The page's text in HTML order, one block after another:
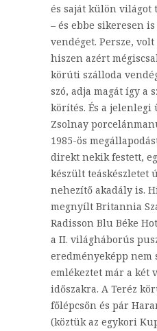
és saját külön világot
– és ebbe sikeresen
vendéget. Persze,
hiszen azért
körúti szálloda
szó, adja magát így a
körítés. És a jelenlegi
Zsolnay
1985-ös
direkt nekik festett,
készült teáskészletet
nehezítő akadály is.
megnyílt Britannia
Radisson Blu Béke
a II. világháborús
eredményeképp nem
emlékeztet már a két
időszakra. A Teréz
főlépcsőn és pár
(köztük az egykori